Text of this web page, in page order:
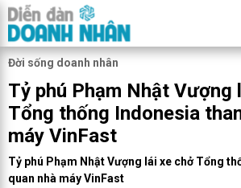
Đời sống doanh nhân
Tỷ phú Phạm Nhật Vượng
Tổng thống Indonesia
máy VinFast
Tỷ phú Phạm Nhật Vượng lái xe chở Tổng
quan nhà máy VinFast